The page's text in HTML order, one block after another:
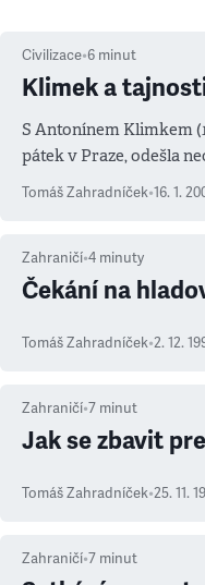
Civilizace•6 minut
Klimek a
S Antonínem Klimkem
pátek v Praze, odešla
českého psaní o
Buffalo Billa, a když se
relaxuje při poslechu
archivech, po něm psal
povědět, co chtěl, a jeho
Zejména
Tomáš Zahradníček•16. 1.
Zahraničí•4 minuty
Čekání na
Tomáš Zahradníček•2. 12.
Zahraničí•7 minut
Jak se zbavit
Tomáš Zahradníček•25. 11.
Zahraničí•7 minut